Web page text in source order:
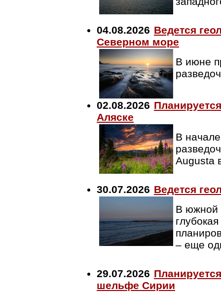
04.08.2026 Ведется
Северном море
В июне
02.08.2026
Аляске
В
Augusta
30.07.2026 Ведется
В южной
– еще
29.07.2026
шельфе Сирии